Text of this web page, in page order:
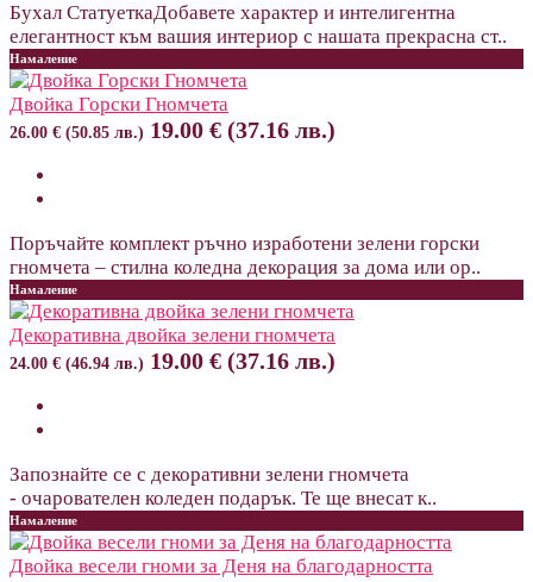
Бухал СтатуеткаДобавете характер и интелигентна
елегантност към вашия интериор с нашата прекрасна ст..
Намаление
Двойка Горски Гномчета
26.00 € (50.85 лв.) 19.00 € (37.16 лв.)
Поръчайте комплект ръчно изработени зелени горски
гномчета – стилна коледна декорация за дома или ор..
Намаление
Декоративна двойка зелени гномчета
24.00 € (46.94 лв.) 19.00 € (37.16 лв.)
Запознайте се с декоративни зелени гномчета
- очарователен коледен подарък. Те ще внесат к..
Намаление
Двойка весели гноми за Деня на благодарността